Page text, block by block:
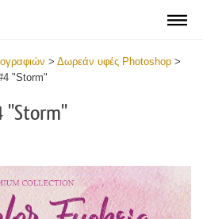
> Δωρεάν υφές Photoshop >
"Storm"
"Storm"